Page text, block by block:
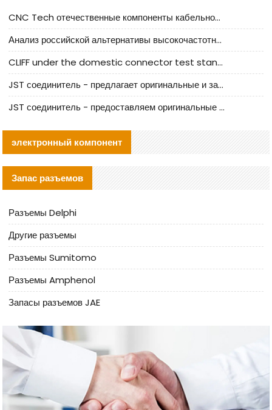
CNC Tech отечественные компоненты кабельной арматуры оценка и руководство по производственному внедрению
Анализ российской альтернативы высокочастотных кабельных колодцев I-PEX
CLIFF under the domestic connector test standard update
JST соединитель - предлагает оригинальные и заменяющие JST NSHR-02V-S соединители
JST соединитель - предоставляем оригинальные JST GHR-09V-S соединители и их аналоги
электронный компонент
Запас разъемов
Разъемы Delphi
Другие разъемы
Разъемы Sumitomo
Разъемы Amphenol
Запасы разъемов JAE